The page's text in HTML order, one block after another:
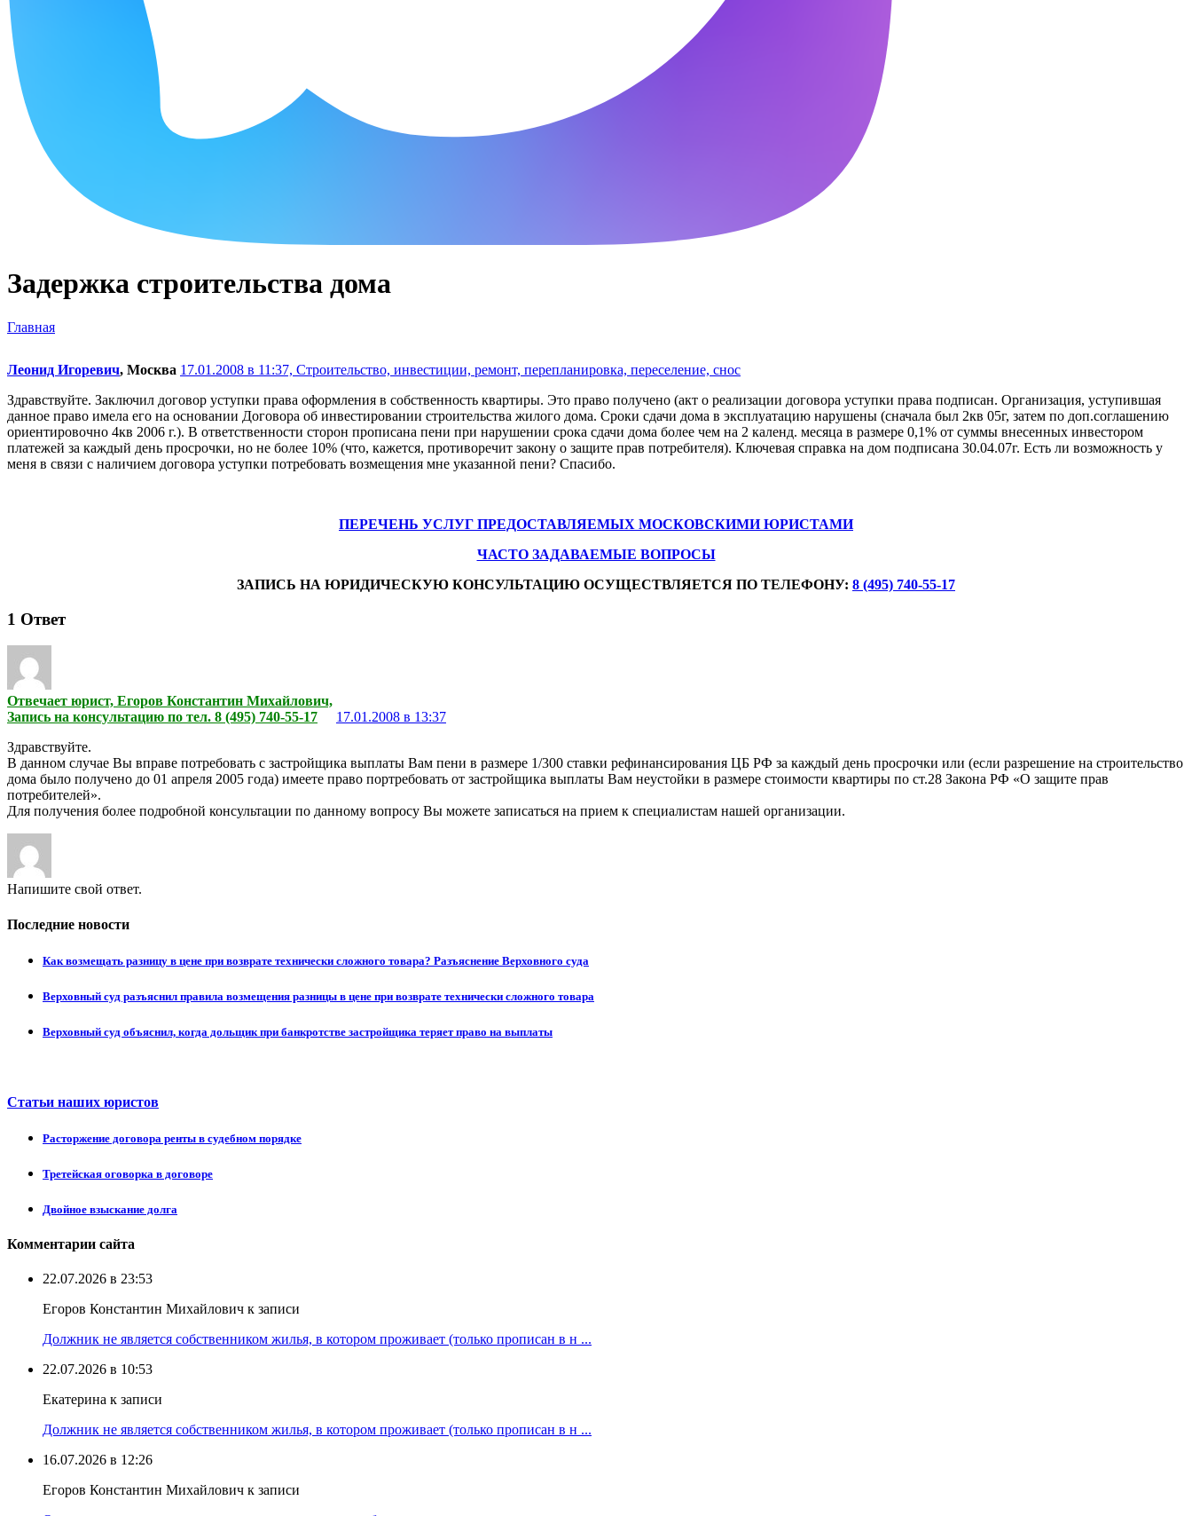
Задержка строительства дома
Главная
Леонид Игоревич, Москва 17.01.2008 в 11:37, Строительство, инвестиции, ремонт, перепланировка, переселение, снос
Здравствуйте. Заключил договор уступки права оформления в собственность квартиры. Это право получено (акт о реализации договора уступки права подписан. Организация, уступившая
данное право имела его на основании Договора об инвестировании строительства жилого дома. Сроки сдачи дома в эксплуатацию нарушены (сначала был 2кв 05г, затем по доп.соглашению
ориентировочно 4кв 2006 г.). В ответственности сторон прописана пени при нарушении срока сдачи дома более чем на 2 календ. месяца в размере 0,1% от суммы внесенных инвестором
платежей за каждый день просрочки, но не более 10% (что, кажется, противоречит закону о защите прав потребителя). Ключевая справка на дом подписана 30.04.07г. Есть ли возможность у
меня в связи с наличием договора уступки потребовать возмещения мне указанной пени? Спасибо.
ПЕРЕЧЕНЬ УСЛУГ ПРЕДОСТАВЛЯЕМЫХ МОСКОВСКИМИ ЮРИСТАМИ
ЧАСТО ЗАДАВАЕМЫЕ ВОПРОСЫ
ЗАПИСЬ НА ЮРИДИЧЕСКУЮ КОНСУЛЬТАЦИЮ ОСУЩЕСТВЛЯЕТСЯ ПО ТЕЛЕФОНУ: 8 (495) 740-55-17
1 Ответ
Отвечает юрист, Егоров Константин Михайлович,
Запись на консультацию по тел. 8 (495) 740-55-17
17.01.2008 в 13:37
Здравствуйте.
В данном случае Вы вправе потребовать с застройщика выплаты Вам пени в размере 1/300 ставки рефинансирования ЦБ РФ за каждый день просрочки или (если разрешение на строительство
дома было получено до 01 апреля 2005 года) имеете право портребовать от застройщика выплаты Вам неустойки в размере стоимости квартиры по ст.28 Закона РФ «О защите прав
потребителей».
Для получения более подробной консультации по данному вопросу Вы можете записаться на прием к специалистам нашей организации.
Напишите свой ответ.
Последние новости
Как возмещать разницу в цене при возврате технически сложного товара? Разъяснение Верховного суда
Верховный суд разъяснил правила возмещения разницы в цене при возврате технически сложного товара
Верховный суд объяснил, когда дольщик при банкротстве застройщика теряет право на выплаты
Статьи наших юристов
Расторжение договора ренты в судебном порядке
Третейская оговорка в договоре
Двойное взыскание долга
Комментарии сайта
22.07.2026 в 23:53
Егоров Константин Михайлович к записи
Должник не является собственником жилья, в котором проживает (только прописан в н ...
22.07.2026 в 10:53
Екатерина к записи
Должник не является собственником жилья, в котором проживает (только прописан в н ...
16.07.2026 в 12:26
Егоров Константин Михайлович к записи